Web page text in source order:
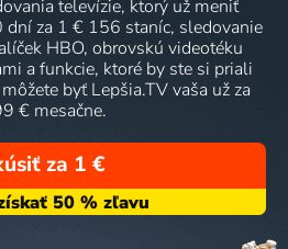
televízie, ktorý už meniť
dní za 1 € 156 staníc, sledovanie
HBO, obrovskú videotéku
a funkcie, ktoré by ste si priali
byť Lepšia.TV vaša už za
€ mesačne.
za 1 €